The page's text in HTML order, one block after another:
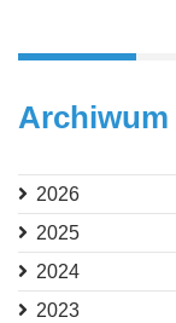
Archiwum
2026
2025
2024
2023